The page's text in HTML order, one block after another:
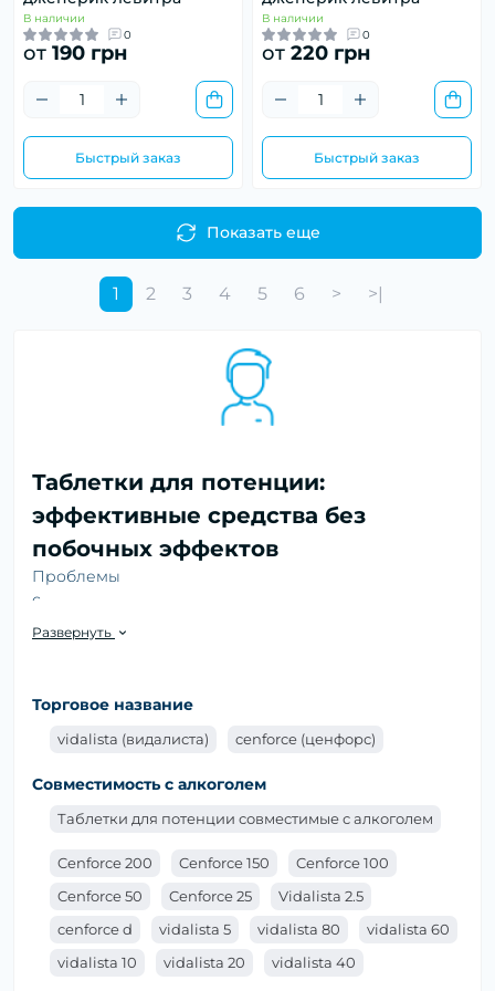
В наличии
0
от 190 грн
Быстрый заказ
В наличии
0
от 220 грн
Быстрый заказ
Показать еще
1 2 3 4 5 6 > >|
Таблетки для потенции:
эффективные средства без
побочных эффектов
Проблемы
с
могут
причинам,
и сегодня
существует
препаратов,
обещающих
сексуальную функцию. Однако таблетки для
потенции, которые можно купить в нашем каталоге
по доступной цене, могут решить данную проблему.
Развернуть
Торговое название
vidalista (видалиста) cenforce (ценфорс)
Совместимость с алкоголем
Таблетки для потенции совместимые с алкоголем
Cenforce 200 Cenforce 150
Cenforce 100
Cenforce 50
Cenforce 25
Vidalista 2.5
cenforce d
vidalista 5 vidalista 80
vidalista 60
vidalista 10
vidalista 20 vidalista 40